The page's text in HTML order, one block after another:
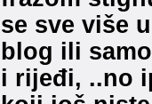
se sve više
blog ili
i rijeđi, ..no